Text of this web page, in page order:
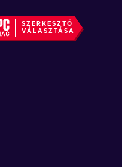
SZERKESZTŐ
VÁLASZTÁSA